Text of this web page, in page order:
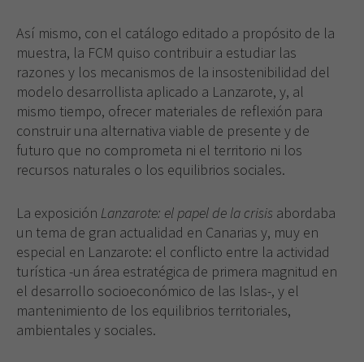
Así mismo, con el catálogo editado a propósito de la
muestra, la FCM quiso contribuir a estudiar las
razo­nes y los mecanismos de la insostenibilidad del
modelo desarrollista aplicado a Lanzarote, y, al
mismo tiempo, ofrecer materiales de reflexión para
construir una al­ternativa viable de presente y de
futuro que no com­prometa ni el territorio ni los
recursos naturales o los equilibrios sociales.
La exposición Lanzarote: el papel de la crisis abor­daba
un tema de gran actualidad en Canarias y, muy en
especial en Lanzarote: el conflicto entre la actividad
turística -un área estratégica de primera magnitud en
el desarrollo socioeconómico de las Islas-, y el
mante­nimiento de los equilibrios territoriales,
ambientales y sociales.